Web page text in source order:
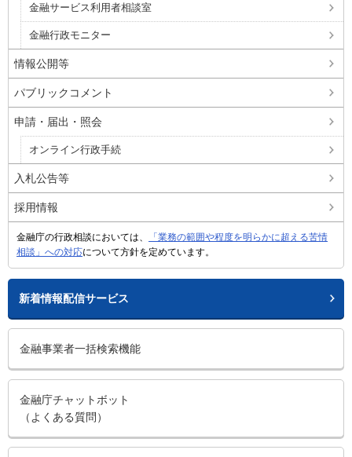
金融サービス利用者相談室
金融行政モニター
情報公開等
パブリックコメント
申請・届出・照会
オンライン行政手続
入札公告等
採用情報
金融庁の行政相談においては、
「業務の範囲や程度を明らかに超える苦情
相談」への対応について方針を定めています。
新着情報配信サービス
金融事業者一括検索機能
金融庁チャットボット
（よくある質問）